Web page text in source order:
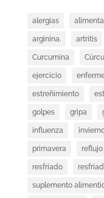
alergias
arginina. artritis
Curcumina
ejercicio
estreñimiento
golpes gripa
influenza
primavera reflujo
resfriado
suplemento